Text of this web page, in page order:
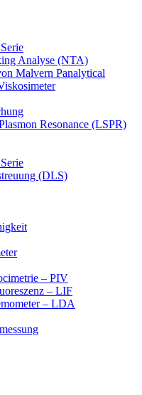
Analyse (NTA)
Malvern Panalytical
Resonance (LSPR)
(DLS)
– PIV
– LIF
– LDA